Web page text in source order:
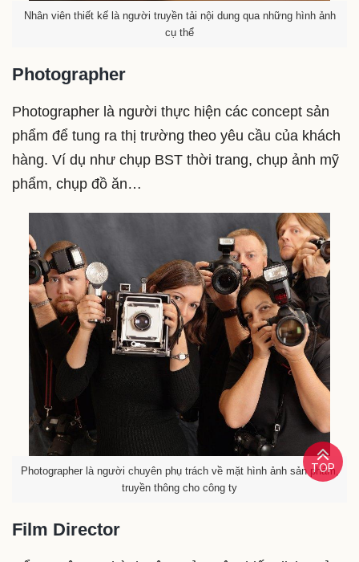
Nhân viên thiết kế là người truyền tải nội dung qua những hình ảnh
cụ thể
Photographer
Photographer là người thực hiện các concept sản
phẩm để tung ra thị trường theo yêu cầu của khách
hàng. Ví dụ như chụp BST thời trang, chụp ảnh mỹ
phẩm, chụp đồ ăn…
Photographer là người chuyên phụ trách về mặt hình ảnh sản phẩm,
truyền thông cho công ty
Film Director
TOP